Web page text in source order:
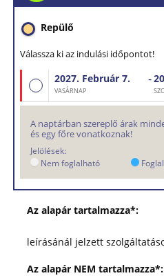
Repülő
Válassza ki az indulási időpontot!
2027. Február 7.
VASÁRNAP
-
A naptárban szereplő árak
és egy főre vonatkoznak!
Jelölések:
Nem foglalható
Az alapár tartalmazza*:
leírásánál jelzett
Az alapár NEM tartalmazza*: